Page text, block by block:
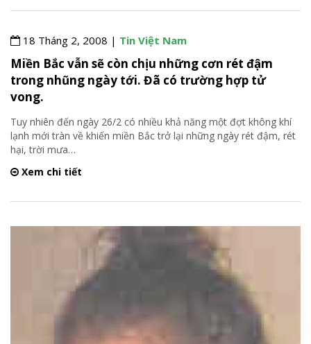
18 Tháng 2, 2008 | Tin Việt Nam
Miền Bắc vẫn sẽ còn chịu những cơn rét đậm
trong nhũng ngày tới. Đã có trường hợp tử
vong.
Tuy nhiên đến ngày 26/2 có nhiều khả năng một đợt không khí
lạnh mới tràn về khiến miền Bắc trở lại những ngày rét đậm, rét
hại, trời mưa…
Xem chi tiết